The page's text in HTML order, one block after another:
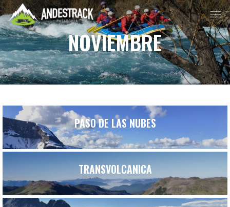
NOVIEMBRE
PASO DE LAS NUBES
TRANSVOLCANICA